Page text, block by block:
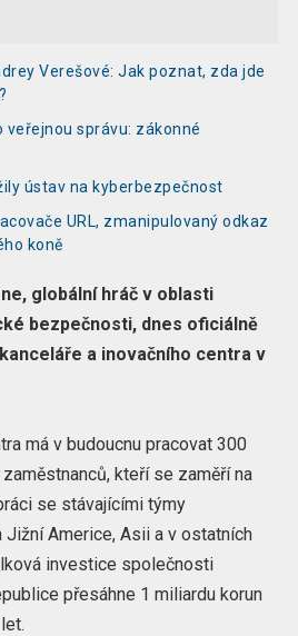
Verešové: Jak poznat, zda jde
veřejnou správu: zákonné
ústav na kyberbezpečnost
URL, zmanipulovaný odkaz
koně
globální hráč v oblasti
bezpečnosti, dnes oficiálně
a inovačního centra v
má v budoucnu pracovat 300
kteří se zaměří na
se stávajícími týmy
Americe, Asii a v ostatních
investice společnosti
přesáhne 1 miliardu korun